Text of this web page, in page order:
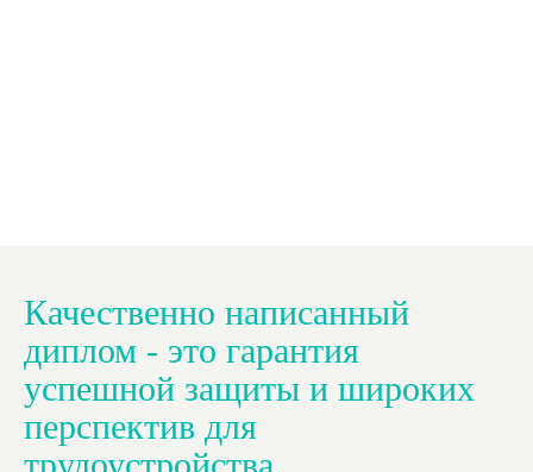
Качественно написанный
диплом - это гарантия
успешной защиты и широких
перспектив для